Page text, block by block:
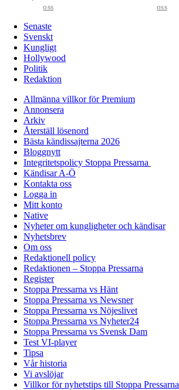
oss
oss
Senaste
Svenskt
Kungligt
Hollywood
Politik
Redaktion
Allmänna villkor för Premium
Annonsera
Arkiv
Återställ lösenord
Bästa kändissajterna 2026
Bloggnytt
Integritetspolicy Stoppa Pressarna
Kändisar A-Ö
Kontakta oss
Logga in
Mitt konto
Native
Nyheter om kungligheter och kändisar
Nyhetsbrev
Om oss
Redaktionell policy
Redaktionen – Stoppa Pressarna
Register
Stoppa Pressarna vs Hänt
Stoppa Pressarna vs Newsner
Stoppa Pressarna vs Nöjeslivet
Stoppa Pressarna vs Nyheter24
Stoppa Pressarna vs Svensk Dam
Test VI-player
Tipsa
Vår historia
Vi avslöjar
Villkor för nyhetstips till Stoppa Pressarna